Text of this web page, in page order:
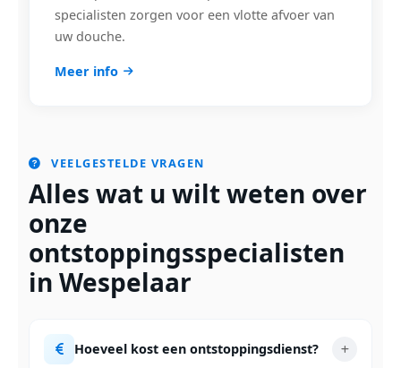
specialisten zorgen voor een vlotte afvoer van
uw douche.
Meer info
VEELGESTELDE VRAGEN
Alles wat u wilt weten over
onze
ontstoppingsspecialisten
in Wespelaar
Hoeveel kost een ontstoppingsdienst?